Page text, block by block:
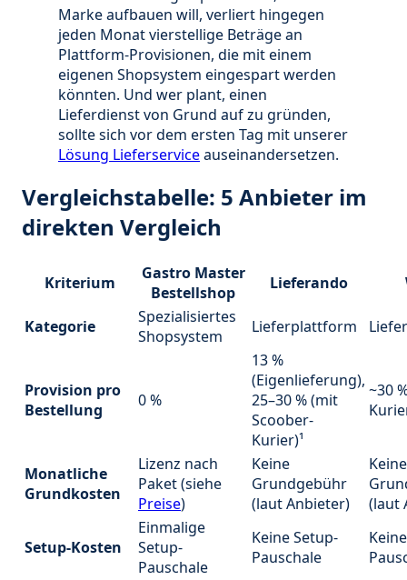
Marke aufbauen will, verliert hingegen
jeden Monat vierstellige Beträge an
Plattform-Provisionen, die mit einem
eigenen Shopsystem eingespart werden
könnten. Und wer plant, einen
Lieferdienst von Grund auf zu gründen,
sollte sich vor dem ersten Tag mit unserer
Lösung Lieferserviceauseinandersetzen.
Vergleichstabelle: 5 Anbieter im
direkten Vergleich
Kriterium
Gastro Master
Bestellshop
Lieferando
Kategorie
Spezialisiertes
Shopsystem
Lieferplattform
Provision pro
Bestellung
0 %
13 %
(Eigenlieferung),
25–30 % (mit
Scoober-
Kurier)¹
~30
Monatliche
Grundkosten
Lizenz nach
Paket (siehe
Preise)
Keine
Grundgebühr
(laut Anbieter)
Keine
(laut
Setup-Kosten
Einmalige
Setup-
Pauschale
Keine Setup-
Pauschale